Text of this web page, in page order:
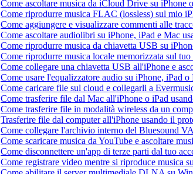
Come ascoltare musica da iCloud Drive su iPhone
Come riprodurre musica FLAC (lossless) sul mio
Come aggiungere e visualizzare commenti alle
Come ascoltare audiolibri su iPhone, iPad e Mac
Come riprodurre musica da chiavetta USB su
Come riprodurre musica locale memorizzata sul
Come collegare una chiavetta USB all'iPhone e
Come usare l'equalizzatore audio su iPhone, iPad
Come caricare file sul cloud e collegarli a
Come trasferire file dal Mac all'iPhone o iPad
Come trasferire file in modalità wireless da un
Trasferire file dal computer all'iPhone usando il
Come collegare l'archivio interno del Bluesound
Come scaricare musica da YouTube e ascoltare
Come disconnettere un'app di terze parti dal tuo
Come registrare video mentre si riproduce musica